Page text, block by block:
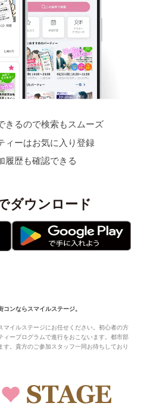
きるので検索もスムーズ
ィーはお気に入り登録
履歴も確認できる
ダウンロード
ンならスマイルステージ。
マイルステージにお任せください。初心者の方
ィープログラムで進行をおこないます。都市部
。貴方のご参加スタッフ一同お待ちしており